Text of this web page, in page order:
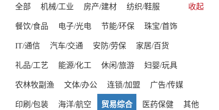
全部 机械/工业 房产/建材 纺织/鞋服
餐饮/食品 电子/光电 节能/环保 珠宝/首饰
IT/通信 汽车/交通 安防/劳保 家居/百货
礼品/工艺 能源/化工 休闲/旅游 妇婴/玩具
农林牧副渔 文体/办公 连锁/加盟 广告/传媒
印刷/包装 海洋/航空 贸易综合 医药保健 其他
收起